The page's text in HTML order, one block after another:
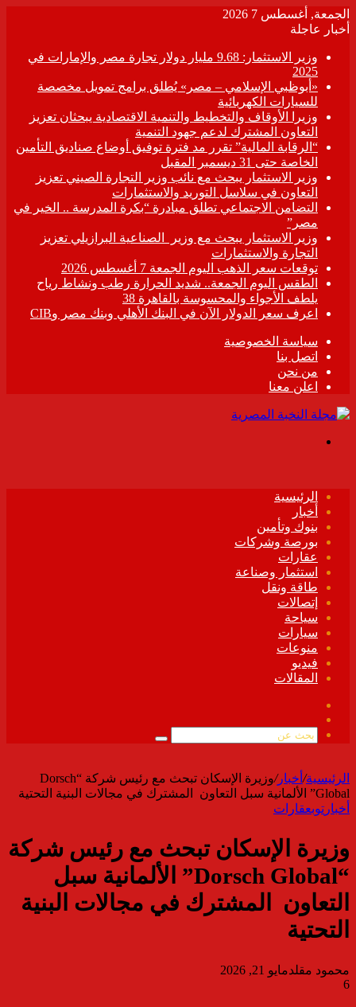
الجمعة, أغسطس 7 2026
أخبار عاجلة
وزير الاستثمار: 9.68 مليار دولار تجارة مصر والإمارات في
2025
«أبوظبي الإسلامي – مصر» يُطلق برامج تمويل مخصصة
للسيارات الكهربائية
وزيرا الأوقاف والتخطيط والتنمية الاقتصادية يبحثان تعزيز
التعاون المشترك لدعم جهود التنمية
“الرقابة المالية” تقرر مد فترة توفيق أوضاع صناديق التأمين
الخاصة حتى 31 ديسمبر المقبل
وزير الاستثمار يبحث مع نائب وزير التجارة الصيني تعزيز
التعاون في سلاسل التوريد والاستثمارات
التضامن الاجتماعي تطلق مبادرة “بكرة المدرسة .. الخير في
مصر”
وزير الاستثمار يبحث مع وزير الصناعية البرازيلي تعزيز
التجارة والاستثمارات
توقعات سعر الذهب اليوم الجمعة 7 أغسطس 2026
الطقس اليوم الجمعة.. شديد الحرارة رطب ونشاط رياح
يلطف الأجواء والمحسوسة بالقاهرة 38
اعرف سعر الدولار الآن في البنك الأهلي وبنك مصر وCIB
سياسة الخصوصية
اتصل بنا
من نحن
اعلن معنا
الرئيسية
أخبار
بنوك وتأمين
بورصة وشركات
عقارات
استثمار وصناعة
طاقة ونقل
إتصالات
سياحة
سيارات
منوعات
فيديو
المقالات
الموقع
بحث
الرئيسية/ أخبار/
وزيرة الإسكان تبحث مع رئيس شركة “Dorsch
Global” الألمانية سبل التعاون المشترك في مجالات البنية التحتية
أخبار توبعقارات
وزيرة الإسكان تبحث مع رئيس شركة
“Dorsch Global” الألمانية سبل
التعاون المشترك في مجالات البنية
التحتية
محمود مقلدمايو 21, 2026
6